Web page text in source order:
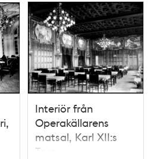
Interiör från
Operakällarens
matsal, Karl XII:s
Torg